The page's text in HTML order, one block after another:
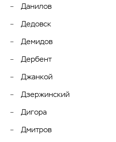
Данилов
Дедовск
Демидов
Дербент
Джанкой
Дзержинский
Дигора
Дмитров